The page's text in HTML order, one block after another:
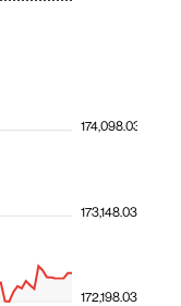
172,198.03
173,148.03
174,098.03